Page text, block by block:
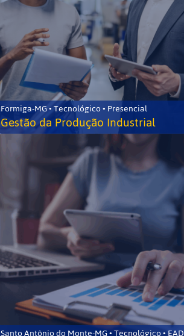
Formiga-MG • Tecnológico • Presencial
Gestão da Produção Industrial